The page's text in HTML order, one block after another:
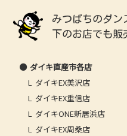
みつばちのダン
下のお店でも販
ダイキ直産市各店
ダイキEX美沢店
ダイキEX重信店
ダイキONE新居浜店
ダイキEX周桑店